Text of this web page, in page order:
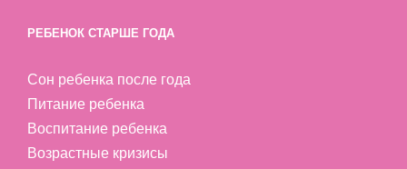
РЕБЕНОК СТАРШЕ ГОДА
Сон ребенка после года
Питание ребенка
Воспитание ребенка
Возрастные кризисы